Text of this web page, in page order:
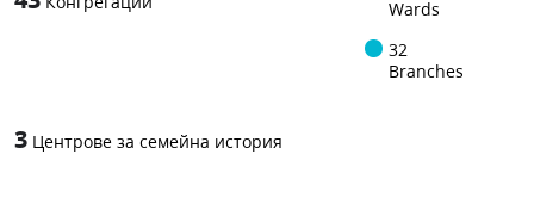
Wards
32
Branches
3 Центрове за семейна история